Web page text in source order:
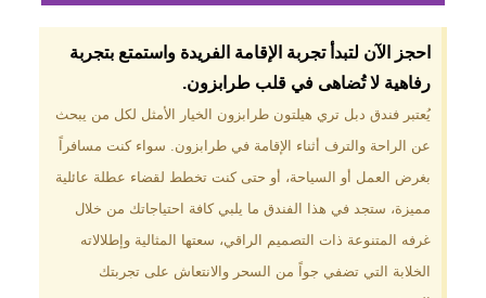
لماذا تختار فندق دبل
تري هيلتون
طرابزون؟
موقع مميز في قلب طرابزون بالقرب
من أهم المعالم السياحية. إطلالات
الخضراء. مرافق متكاملة تشمل
مسبحًا داخليًا، سبا، صالة ألعاب
رياضية، ومطاعم عالمية.
احجز الآن لتبدأ تجربة الإقامة الفريدة واستمتع بتجربة
رفاهية لا تُضاهى في قلب طرابزون.​
يُعتبر فندق دبل تري هيلتون طرابزون الخيار الأمثل لكل من يبحث
عن الراحة والترف أثناء الإقامة في طرابزون. سواء كنت مسافراً
بغرض العمل أو السياحة، أو حتى كنت تخطط لقضاء عطلة عائلية
مميزة، ستجد في هذا الفندق ما يلبي كافة احتياجاتك من خلال
غرفه المتنوعة ذات التصميم الراقي، سعتها المثالية وإطلالاته
الخلابة التي تضفي جواً من السحر والانتعاش على تجربتك